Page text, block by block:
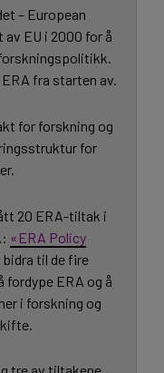
– European
av EU i 2000 for å
fra starten av.
for forskning og
for
20 ERA-tiltak i
«ERA Policy
bidra til de fire
fordype ERA og å
i forskning og